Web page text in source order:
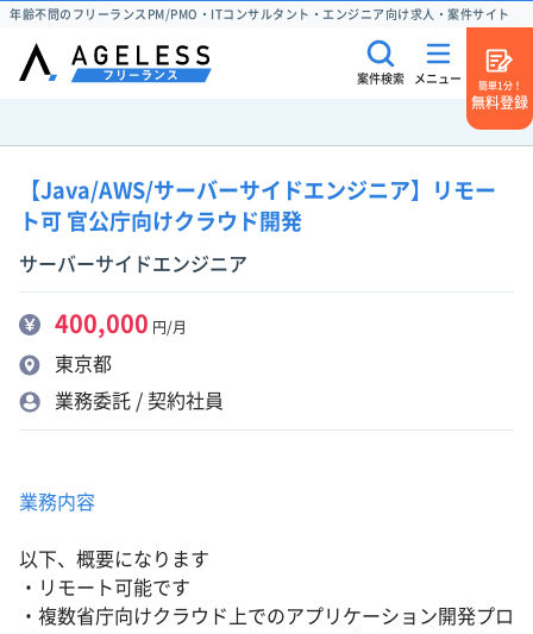
年齢不問のフリーランスPM/PMO・ITコンサルタント・エンジニア向け求人・案件サイト
案件検索 メニュー
簡単1分！
無料登録
【Java/AWS/サーバーサイドエンジニア】リモー
ト可 官公庁向けクラウド開発
サーバーサイドエンジニア
400,000 円/月
東京都
業務委託 / 契約社員
業務内容
以下、概要になります
・リモート可能です
・複数省庁向けクラウド上でのアプリケーション開発プロ